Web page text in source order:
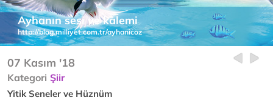
Ayhanın sesi ve kalemi
http://blog.milliyet.com.tr/ayhanicoz
07 Kasım '18
Kategori Şiir
Yitik Seneler ve Hüznüm